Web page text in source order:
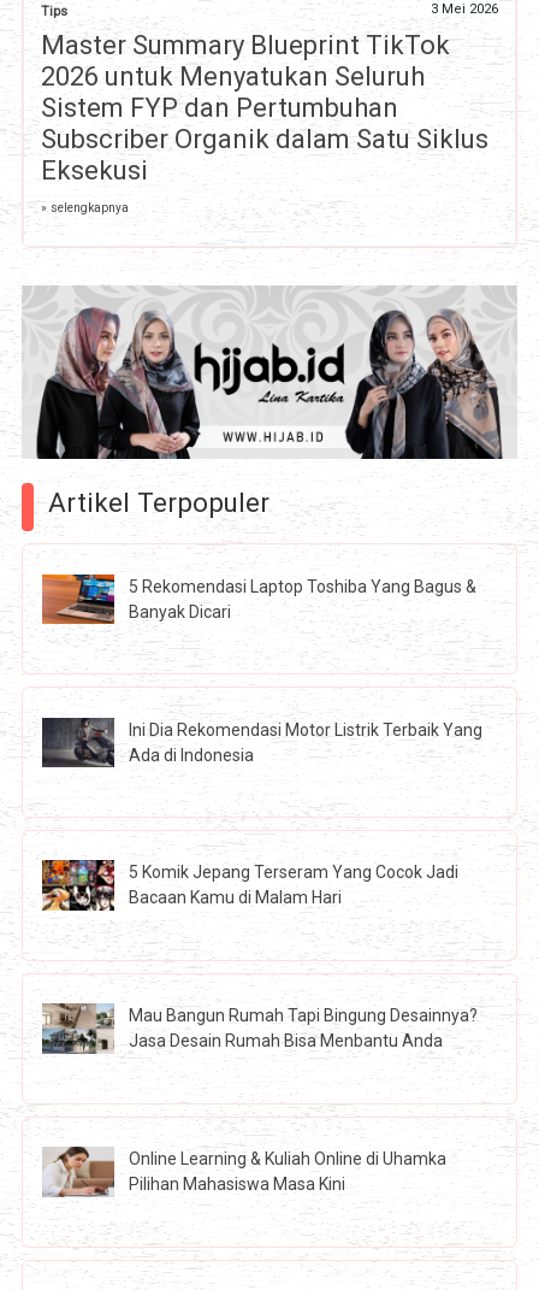
Tips 3 Mei 2026
Master Summary Blueprint TikTok
2026 untuk Menyatukan Seluruh
Sistem FYP dan Pertumbuhan
Subscriber Organik dalam Satu Siklus
Eksekusi
» selengkapnya
Artikel Terpopuler
5 Rekomendasi Laptop Toshiba Yang Bagus &
Banyak Dicari
Ini Dia Rekomendasi Motor Listrik Terbaik Yang
Ada di Indonesia
5 Komik Jepang Terseram Yang Cocok Jadi
Bacaan Kamu di Malam Hari
Mau Bangun Rumah Tapi Bingung Desainnya?
Jasa Desain Rumah Bisa Menbantu Anda
Online Learning & Kuliah Online di Uhamka
Pilihan Mahasiswa Masa Kini